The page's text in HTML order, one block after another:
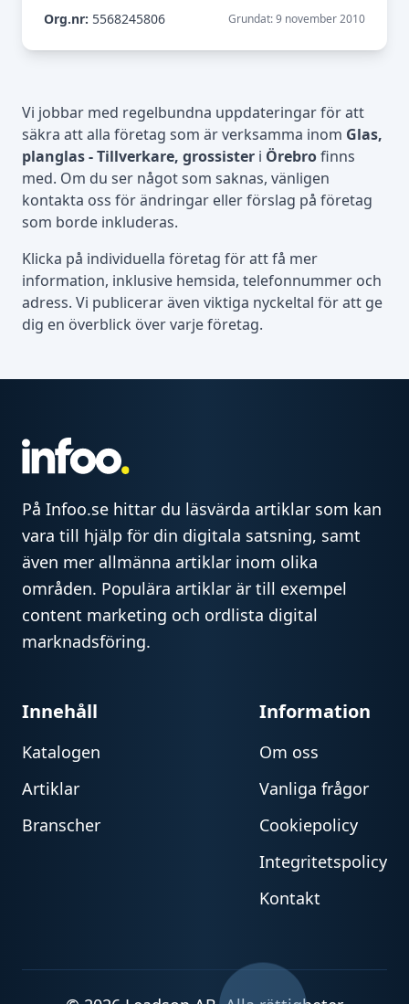
Org.nr: 5568245806 Grundat: 9 november 2010
Vi jobbar med regelbundna uppdateringar för att
säkra att alla företag som är verksamma inom Glas,
planglas - Tillverkare, grossister i Örebrofinns
med. Om du ser något som saknas, vänligen
kontakta oss för ändringar eller förslag på företag
som borde inkluderas.
Klicka på individuella företag för att få mer
information, inklusive hemsida, telefonnummer och
adress. Vi publicerar även viktiga nyckeltal för att ge
dig en överblick över varje företag.
På Infoo.se hittar du läsvärda artiklar som kan
vara till hjälp för din digitala satsning, samt
även mer allmänna artiklar inom olika
områden. Populära artiklar är till exempel
content marketing och ordlista digital
marknadsföring.
Innehåll
Katalogen
Artiklar
Branscher
Information
Om oss
Vanliga frågor
Cookiepolicy
Integritetspolicy
Kontakt